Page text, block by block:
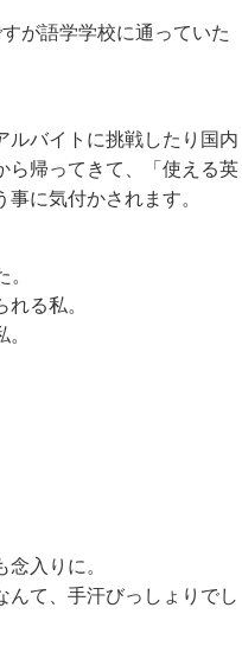
が語学学校に通っていた
ルバイトに挑戦したり国内
ら帰ってきて、「使える英
に気付かされます。
る私。
入りに。
んて、手汗びっしょりでし